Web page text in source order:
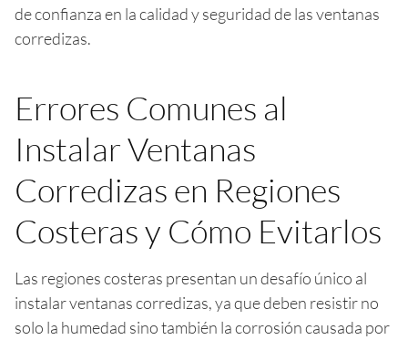
de confianza en la calidad y seguridad de las ventanas
corredizas.
Errores Comunes al
Instalar Ventanas
Corredizas en Regiones
Costeras y Cómo Evitarlos
Las regiones costeras presentan un desafío único al
instalar ventanas corredizas, ya que deben resistir no
solo la humedad sino también la corrosión causada por